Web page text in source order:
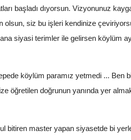
başladı dıyorsun. Vizyonunuz
olsun, siz bu işleri kendinize
siyasi terimler ile gelirsen köylüm
köylüm paramız yetmedi ... Ben
öğretilen doğrunun yanında yer
bitiren master yapan siyasetde bi